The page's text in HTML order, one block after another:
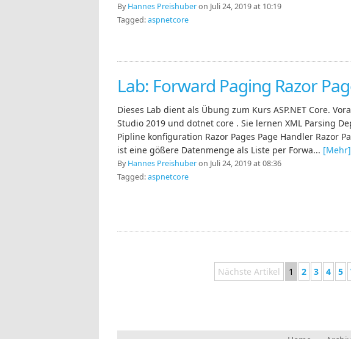
ByHannes Preishuberon Juli 24, 2019 at 10:19
Tagged:aspnetcore
Lab: Forward Paging Razor
Dieses Lab dient als Übung zum Kurs ASP.NET Core.
Studio 2019 und dotnet core . Sie lernen XML Parsing
Pipline konfiguration Razor Pages Page Handler Razor
ist eine gößere Datenmenge als Liste per Forwa... [Mehr]
ByHannes Preishuberon Juli 24, 2019 at 08:36
Tagged:aspnetcore
Nächste Artikel 1 2 3 4 5